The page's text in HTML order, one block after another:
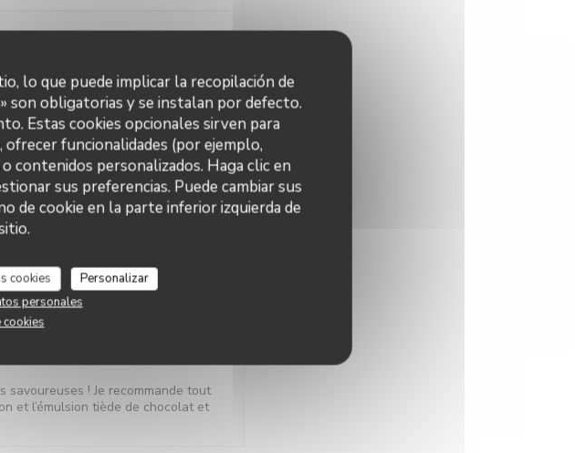
lo que puede implicar la recopilación de
son obligatorias y se instalan por defecto.
Estas cookies opcionales sirven para
ofrecer funcionalidades (por ejemplo,
contenidos personalizados. Haga clic en
sus preferencias. Puede cambiar sus
de cookie en la parte inferior izquierda de
cookies
Personalizar
personales
:5/5 Menú:5/5 Calidad / Precio :4 /5
raffinés.
! Je recommande tout
et l’émulsion tiède de chocolat et